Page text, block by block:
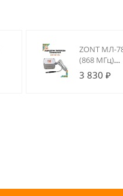
ZONT МЛ-
(868 МГц)
Радиодатчик
3 830 ₽